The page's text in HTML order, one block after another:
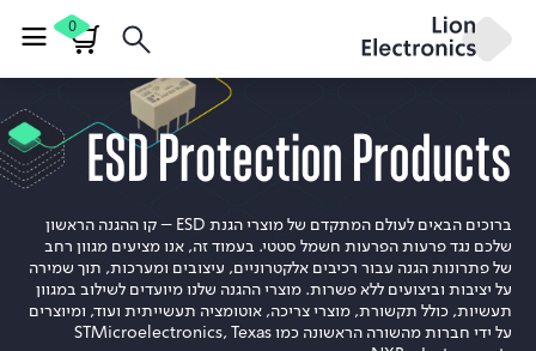
0
ESD Protection Products
ברוכים הבאים לעולם המתקדם של מוצרי הגנת ESD – קו ההגנה הראשון
שלכם נגד פרעות הפרעות חשמל סטטי. בעמוד זה, אנו מציעים מגוון רחב
של פתרונות הגנה עבור רכיבים אלקטרוניים, עיצובים ומערכות, תוך שמירה
על יציבות וביצועים ללא פשרות. מוצרי ההגנה שלנו מיועדים לשילוב במגוון
תעשיות, כולל תקשורת, מוצרי צריכה, אוטומציה תעשייתית ועוד, ומיוצרים
על ידי חברות מהשורה הראשונה כמו STMicroelectronics, Texas